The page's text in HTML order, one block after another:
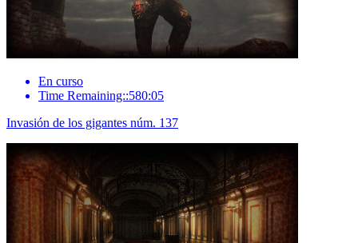
En curso
Time Remaining::580:05
Invasión de los gigantes núm. 137